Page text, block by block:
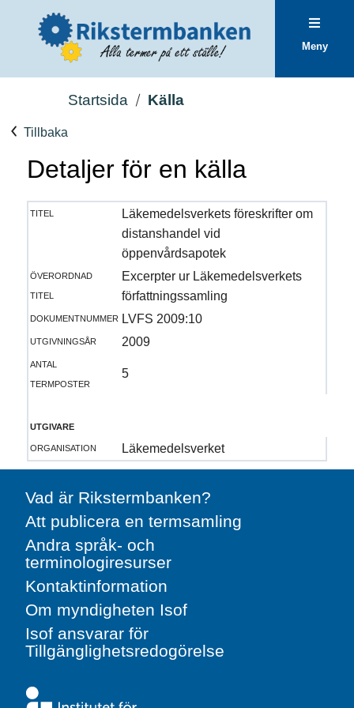
Meny
Startsida Källa
Tillbaka
Detaljer för en källa
titel
Läkemedelsverkets föreskrifter om
distanshandel vid
öppenvårdsapotek
överordnad
titel
Excerpter ur Läkemedelsverkets
författningssamling
dokumentnummer LVFS 2009:10
utgivningsår
2009
antal
termposter
5
utgivare
organisation
Läkemedelsverket
Vad är Rikstermbanken?
Att publicera en termsamling
Andra språk- och
terminologiresurser
Kontaktinformation
Om myndigheten Isof
Isof ansvarar för
Tillgänglighetsredogörelse